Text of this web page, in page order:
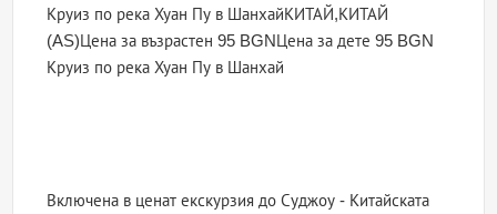
Круиз по река Хуан Пу в ШанхайКИТАЙ,КИТАЙ
(AS)Цена за възрастен 95 BGNЦена за дете 95 BGN
Круиз по река Хуан Пу в Шанхай
Включена в ценат екскурзия до Суджоу - Китайската